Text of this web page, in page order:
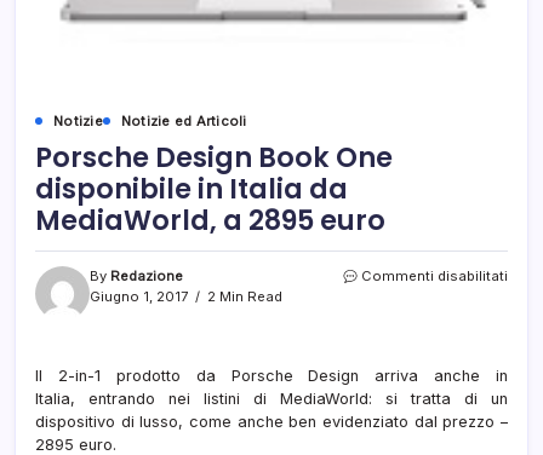
Notizie Notizie ed Articoli
Porsche Design Book One
disponibile in Italia da
MediaWorld, a 2895 euro
By Redazione
Giugno 1, 2017
2 Min Read
Commenti disabilitati
Il 2-in-1 prodotto da Porsche Design arriva anche in
Italia, entrando nei listini di MediaWorld: si tratta di un
dispositivo di lusso, come anche ben evidenziato dal prezzo –
2895 euro.